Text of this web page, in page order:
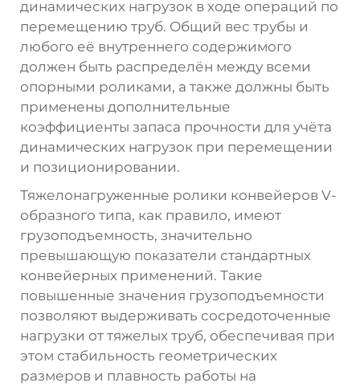
динамических нагрузок в ходе операций по
перемещению труб. Общий вес трубы и
любого её внутреннего содержимого
должен быть распределён между всеми
опорными роликами, а также должны быть
применены дополнительные
коэффициенты запаса прочности для учёта
динамических нагрузок при перемещении
и позиционировании.
Тяжелонагруженные ролики конвейеров V-
образного типа, как правило, имеют
грузоподъемность, значительно
превышающую показатели стандартных
конвейерных применений. Такие
повышенные значения грузоподъемности
позволяют выдерживать сосредоточенные
нагрузки от тяжелых труб, обеспечивая при
этом стабильность геометрических
размеров и плавность работы на